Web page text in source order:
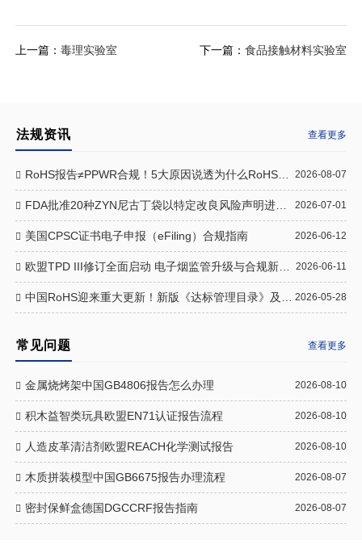
上一篇：毒理实验室 下一篇： 食品接触材料实验室
查看更多
法规资讯
2026-08-07
RoHS报告≠PPWR合规！5大原因说透为什么RoHS报告不被PPWR采信
2026-07-01
FDA批准20种ZYN尼古丁袋以特定改良风险声明进行销售
2026-06-12
美国CPSC证书电子申报（eFiling）合规指南
2026-06-11
欧盟TPD III修订全面启动 电子烟监管升级与合规新规一文读懂
2026-05-28
中国RoHS迎来重大更新！新版《达标管理目录》及《例外清单》正式落地
查看更多
常见问题
2026-08-10
金属烧烤架中国GB4806报告怎么办理
2026-08-10
积木益智类玩具欧盟EN71认证报告流程
2026-08-10
人造皮革清洁剂欧盟REACH化学测试报告
2026-08-07
木质拼装模型中国GB6675报告办理流程
2026-08-07
密封保鲜盒德国DGCCRF报告指南